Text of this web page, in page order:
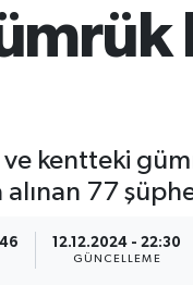
kentteki
77
12.12.2024 - 22:30
GÜNCELLEME